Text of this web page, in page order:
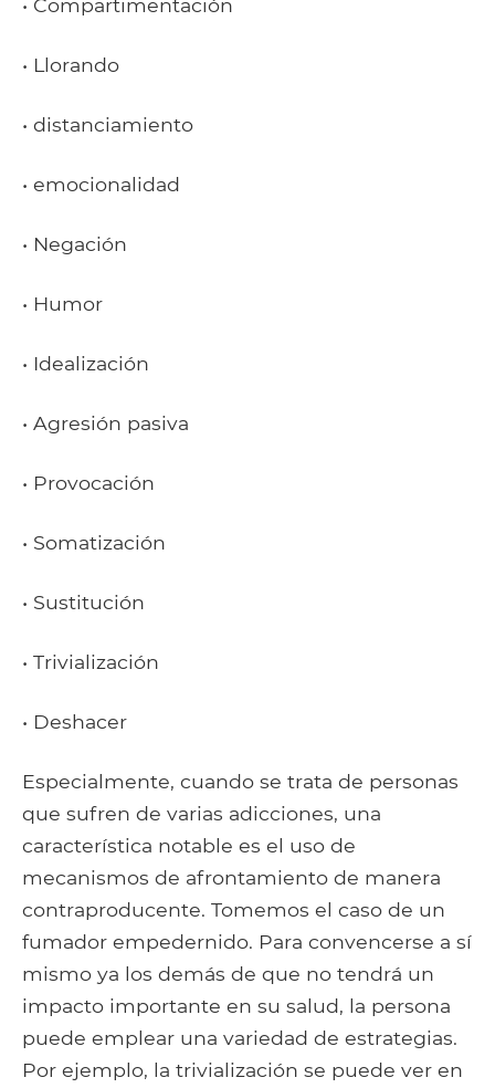
• Llorando
• distanciamiento
• emocionalidad
• Negación
• Humor
• Idealización
• Agresión pasiva
• Provocación
• Somatización
• Sustitución
• Trivialización
• Deshacer
Especialmente, cuando se trata de personas
que sufren de varias adicciones, una
característica notable es el uso de
mecanismos de afrontamiento de manera
contraproducente. Tomemos el caso de un
fumador empedernido. Para convencerse a sí
mismo ya los demás de que no tendrá un
impacto importante en su salud, la persona
puede emplear una variedad de estrategias.
Por ejemplo, la trivialización se puede ver en